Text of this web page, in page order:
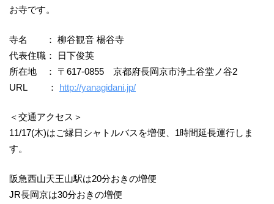
お寺です。
寺名 ： 柳谷観音 楊谷寺
代表住職： 日下俊英
所在地 ： 〒617-0855 京都府長岡京市浄土谷堂ノ谷2
URL ： http://yanagidani.jp/
＜交通アクセス＞
11/17(木)はご縁日シャトルバスを増便、1時間延長運行しま
す。
阪急西山天王山駅は20分おきの増便
JR長岡京は30分おきの増便